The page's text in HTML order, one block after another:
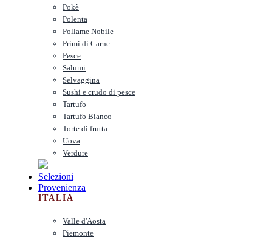
Pokè
Polenta
Pollame Nobile
Primi di Carne
Pesce
Salumi
Selvaggina
Sushi e crudo di pesce
Tartufo
Tartufo Bianco
Torte di frutta
Uova
Verdure
Selezioni
Provenienza
ITALIA
Valle d'Aosta
Piemonte